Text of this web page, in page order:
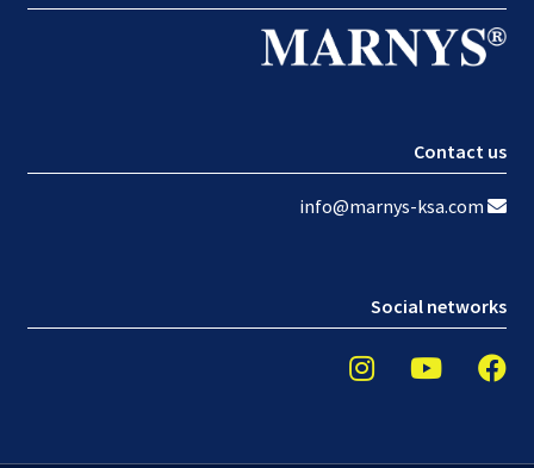
Contact us
info@marnys-ksa.com
Social networks